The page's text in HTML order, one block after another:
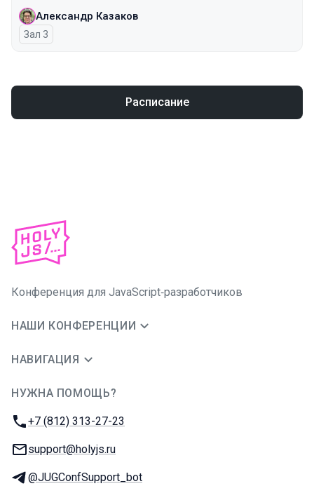
Александр Казаков
Зал 3
Расписание
Конференция для JavaScript‑разработчиков
НАШИ КОНФЕРЕНЦИИ
НАВИГАЦИЯ
НУЖНА ПОМОЩЬ?
Телефон:
+7 (812) 313-27-23
E-mail:
support@holyjs.ru
Телеграм:
@JUGConfSupport_bot